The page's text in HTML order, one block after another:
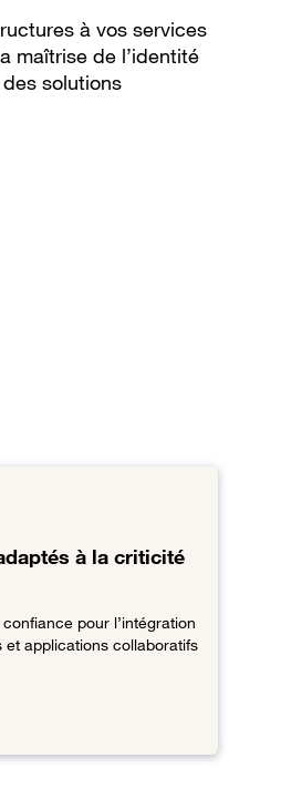
à vos services
maîtrise de l’identité
solutions
à la criticité
pour l’intégration
applications collaboratifs
adaptés à la criticité de vos